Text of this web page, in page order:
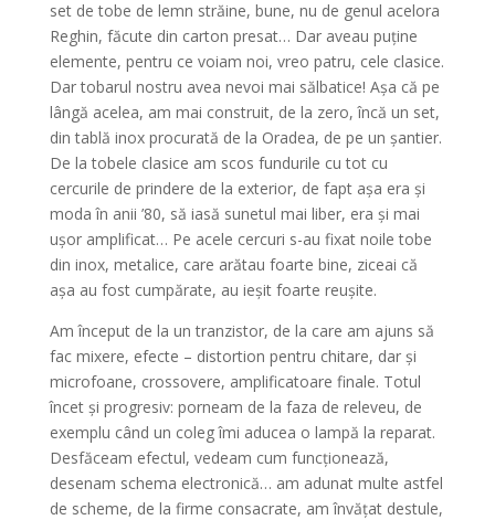
set de tobe de lemn străine, bune, nu de genul acelora
Reghin, făcute din carton presat… Dar aveau puține
elemente, pentru ce voiam noi, vreo patru, cele clasice.
Dar tobarul nostru avea nevoi mai sălbatice! Așa că pe
lângă acelea, am mai construit, de la zero, încă un set,
din tablă inox procurată de la Oradea, de pe un șantier.
De la tobele clasice am scos fundurile cu tot cu
cercurile de prindere de la exterior, de fapt așa era și
moda în anii ’80, să iasă sunetul mai liber, era și mai
ușor amplificat… Pe acele cercuri s-au fixat noile tobe
din inox, metalice, care arătau foarte bine, ziceai că
așa au fost cumpărate, au ieșit foarte reușite.
Am început de la un tranzistor, de la care am ajuns să
fac mixere, efecte – distortion pentru chitare, dar și
microfoane, crossovere, amplificatoare finale. Totul
încet și progresiv: porneam de la faza de releveu, de
exemplu când un coleg îmi aducea o lampă la reparat.
Desfăceam efectul, vedeam cum funcționează,
desenam schema electronică… am adunat multe astfel
de scheme, de la firme consacrate, am învățat destule,